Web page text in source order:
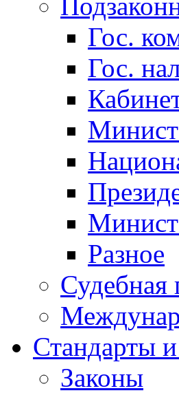
Гос.
Гос.
Разное
Судебная
Стандарты
Законы